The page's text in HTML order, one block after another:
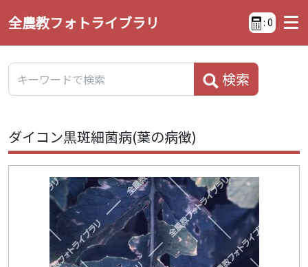
全農教フォトライブラリ : 0
検索
ダイコン黒斑細菌病(葉の病徴)